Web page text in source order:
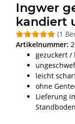
Ingwer
kandiert
(1
Artikelnummer:
gezuckert /
leicht
ohne
Lieferung